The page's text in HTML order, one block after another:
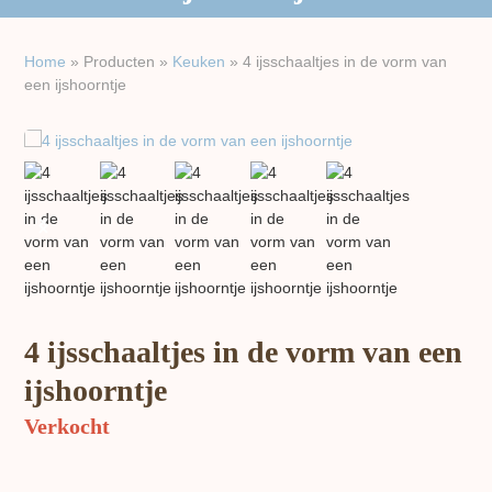
Home » Producten » Keuken »4 ijsschaaltjes in de vorm van
een ijshoorntje
previous
next
4 ijsschaaltjes in de vorm van een
ijshoorntje
Verkocht